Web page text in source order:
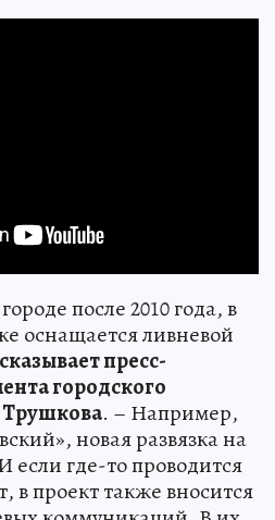
после 2010 года, в
оснащается ливневой
пресс-
городского
Трушкова. – Например,
новая развязка на
если где-то проводится
в проект также вносится